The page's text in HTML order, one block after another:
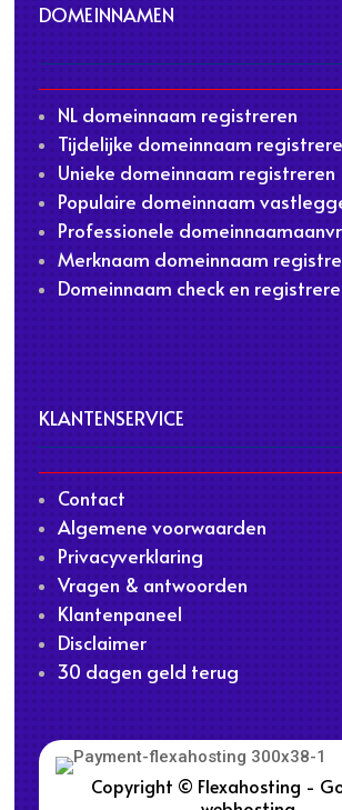
DOMEINNAMEN
NL domeinnaam registreren
Tijdelijke domeinnaam
Unieke domeinnaam registreren
Populaire domeinnaam
Professionele
Merknaam domeinnaam
Domeinnaam check en
KLANTENSERVICE
Contact
Algemene voorwaarden
Privacyverklaring
Vragen & antwoorden
Klantenpaneel
Disclaimer
30 dagen geld terug
Copyright © Flexahosting -